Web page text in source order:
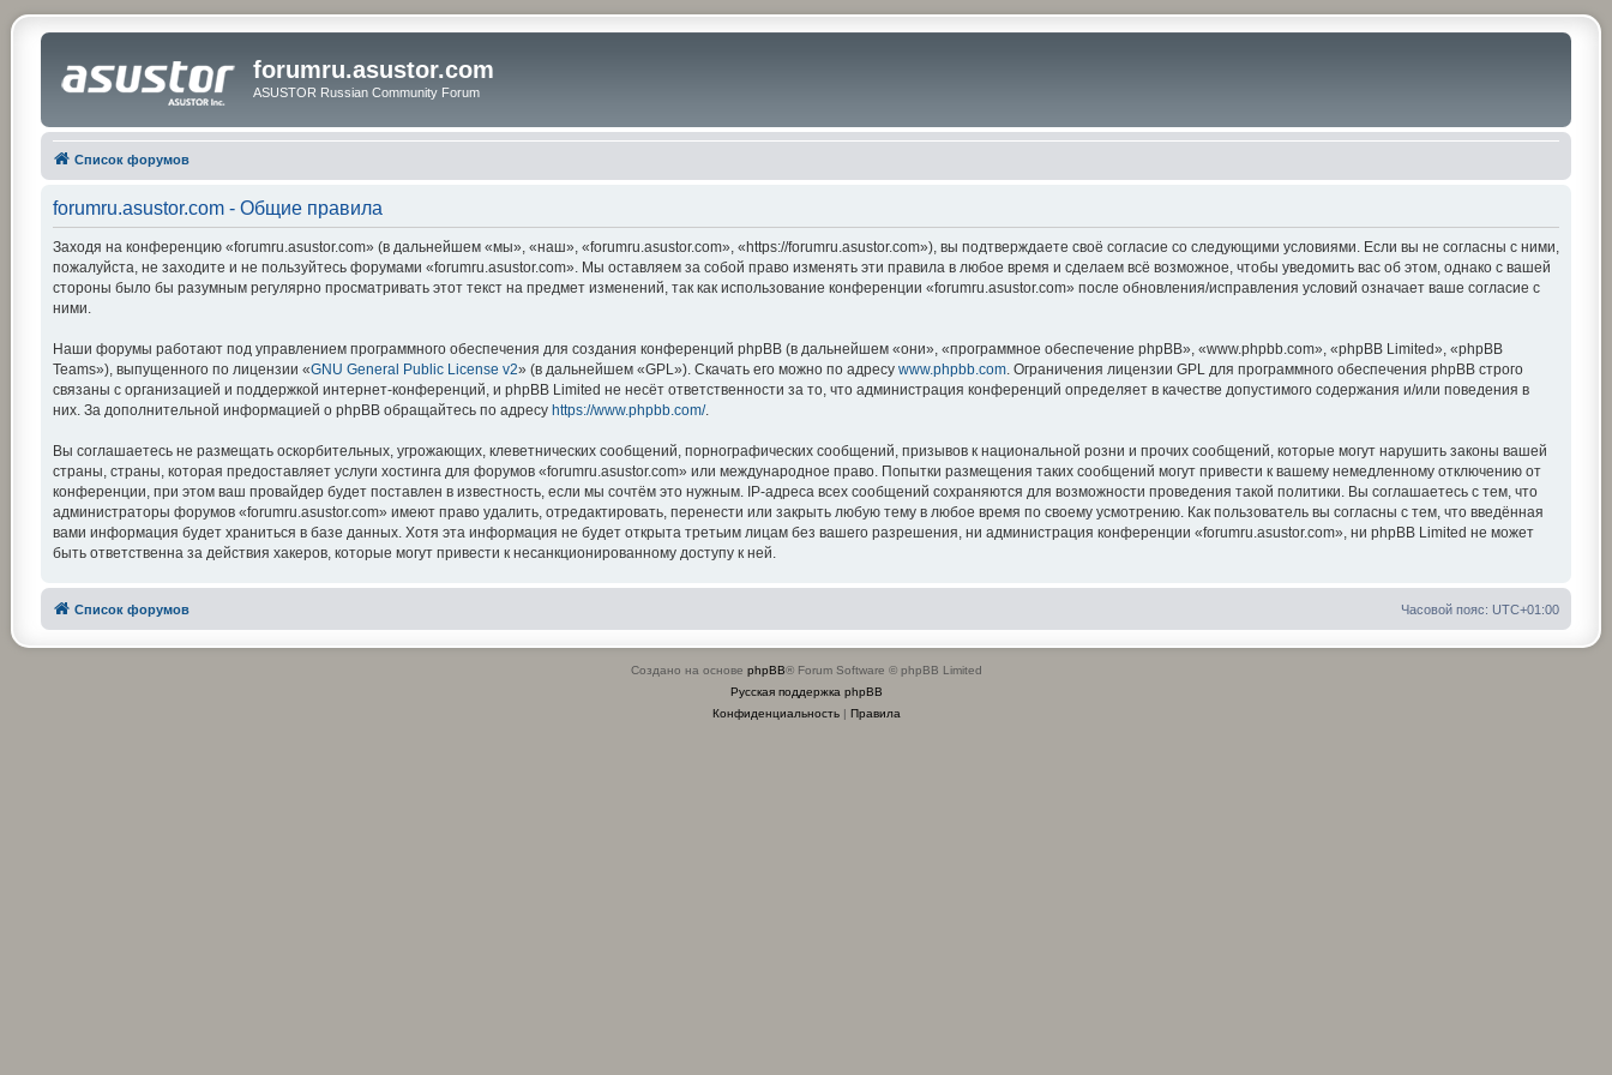
forumru.asustor.com
ASUSTOR Russian Community Forum
Список форумов
forumru.asustor.com - Общие правила
Заходя на конференцию «forumru.asustor.com» (в дальнейшем «мы», «наш», «forumru.asustor.com», «https://forumru.asustor.com»), вы подтверждаете своё согласие со следующими условиями. Если вы не согласны с ними,
пожалуйста, не заходите и не пользуйтесь форумами «forumru.asustor.com». Мы оставляем за собой право изменять эти правила в любое время и сделаем всё возможное, чтобы уведомить вас об этом, однако с вашей
стороны было бы разумным регулярно просматривать этот текст на предмет изменений, так как использование конференции «forumru.asustor.com» после обновления/исправления условий означает ваше согласие с
ними.
Наши форумы работают под управлением программного обеспечения для создания конференций phpBB (в дальнейшем «они», «программное обеспечение phpBB», «www.phpbb.com», «phpBB Limited», «phpBB
Teams»), выпущенного по лицензии «GNU General Public License v2» (в дальнейшем «GPL»). Скачать его можно по адресу www.phpbb.com. Ограничения лицензии GPL для программного обеспечения phpBB строго
связаны с организацией и поддержкой интернет-конференций, и phpBB Limited не несёт ответственности за то, что администрация конференций определяет в качестве допустимого содержания и/или поведения в
них. За дополнительной информацией о phpBB обращайтесь по адресу https://www.phpbb.com/.
Вы соглашаетесь не размещать оскорбительных, угрожающих, клеветнических сообщений, порнографических сообщений, призывов к национальной розни и прочих сообщений, которые могут нарушить законы вашей
страны, страны, которая предоставляет услуги хостинга для форумов «forumru.asustor.com» или международное право. Попытки размещения таких сообщений могут привести к вашему немедленному отключению от
конференции, при этом ваш провайдер будет поставлен в известность, если мы сочтём это нужным. IP-адреса всех сообщений сохраняются для возможности проведения такой политики. Вы соглашаетесь с тем, что
администраторы форумов «forumru.asustor.com» имеют право удалить, отредактировать, перенести или закрыть любую тему в любое время по своему усмотрению. Как пользователь вы согласны с тем, что введённая
вами информация будет храниться в базе данных. Хотя эта информация не будет открыта третьим лицам без вашего разрешения, ни администрация конференции «forumru.asustor.com», ни phpBB Limited не может
быть ответственна за действия хакеров, которые могут привести к несанкционированному доступу к ней.
Список форумов Часовой пояс: UTC+01:00
Создано на основе phpBB® Forum Software © phpBB Limited
Русская поддержка phpBB
Конфиденциальность| Правила